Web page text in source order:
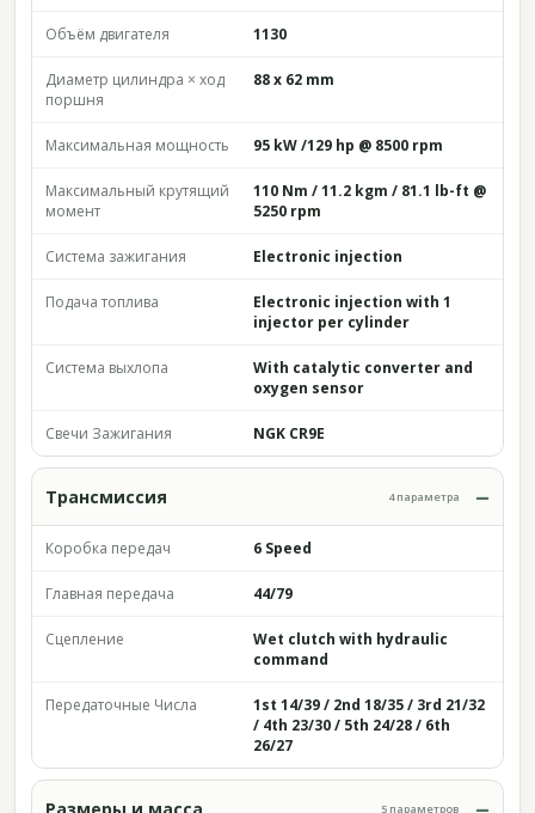
Объём двигателя 1130
Диаметр цилиндра × ход
поршня
88 x 62 mm
Максимальная мощность 95 kW /129 hp @ 8500 rpm
Максимальный крутящий
момент
110 Nm / 11.2 kgm / 81.1 lb-ft @
5250 rpm
Система зажигания Electronic injection
Подача топлива
Electronic injection with 1
injector per cylinder
Система выхлопа
With catalytic converter and
oxygen sensor
Свечи Зажигания NGK CR9E
Трансмиссия 4 параметра
Коробка передач 6 Speed
Главная передача 44/79
Сцепление
Wet clutch with hydraulic
command
Передаточные Числа
1st 14/39 / 2nd 18/35 / 3rd 21/32
/ 4th 23/30 / 5th 24/28 / 6th
26/27
5 параметров